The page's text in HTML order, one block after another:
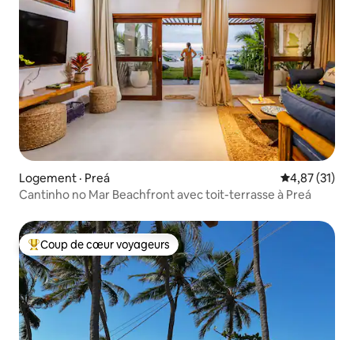
Logement · Preá Note
4,87 (31)
Cantinho no Mar Beachfront avec toit-terrasse à Preá
Coup de cœur voyageurs parmi les plus aimés
Coup de cœur voyageurs